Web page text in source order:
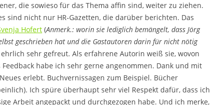
die sowieso für das Thema affin sind, weiter zu ziehen.
sind nicht nur HR-Gazetten, die darüber berichten. Das
Hofert (Anmerk.: worin sie lediglich bemängelt, dass Jörg
geschrieben hat und die Gastautoren darin für nicht nötig
sehr gefreut. Als erfahrene Autorin weiß sie, wovon
habe ich sehr gerne angenommen. Dank und mit
erlebt. Buchvernissagen zum Beispiel. Bücher
Ich spüre überhaupt sehr viel Respekt dafür, dass ich
Arbeit angepackt und durchgezogen habe. Und ich merke,